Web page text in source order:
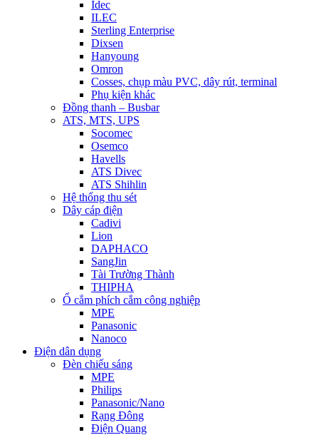
Idec
ILEC
Sterling Enterprise
Dixsen
Hanyoung
Omron
Cosses, chụp màu PVC, dây rút, terminal
Phụ kiện khác
Đồng thanh – Busbar
ATS, MTS, UPS
Socomec
Osemco
Havells
ATS Divec
ATS Shihlin
Hệ thống thu sét
Dây cáp điện
Cadivi
Lion
DAPHACO
SangJin
Tài Trường Thành
THIPHA
Ổ cắm phích cắm công nghiệp
MPE
Panasonic
Nanoco
Điện dân dụng
Đèn chiếu sáng
MPE
Philips
Panasonic/Nano
Rạng Đông
Điện Quang